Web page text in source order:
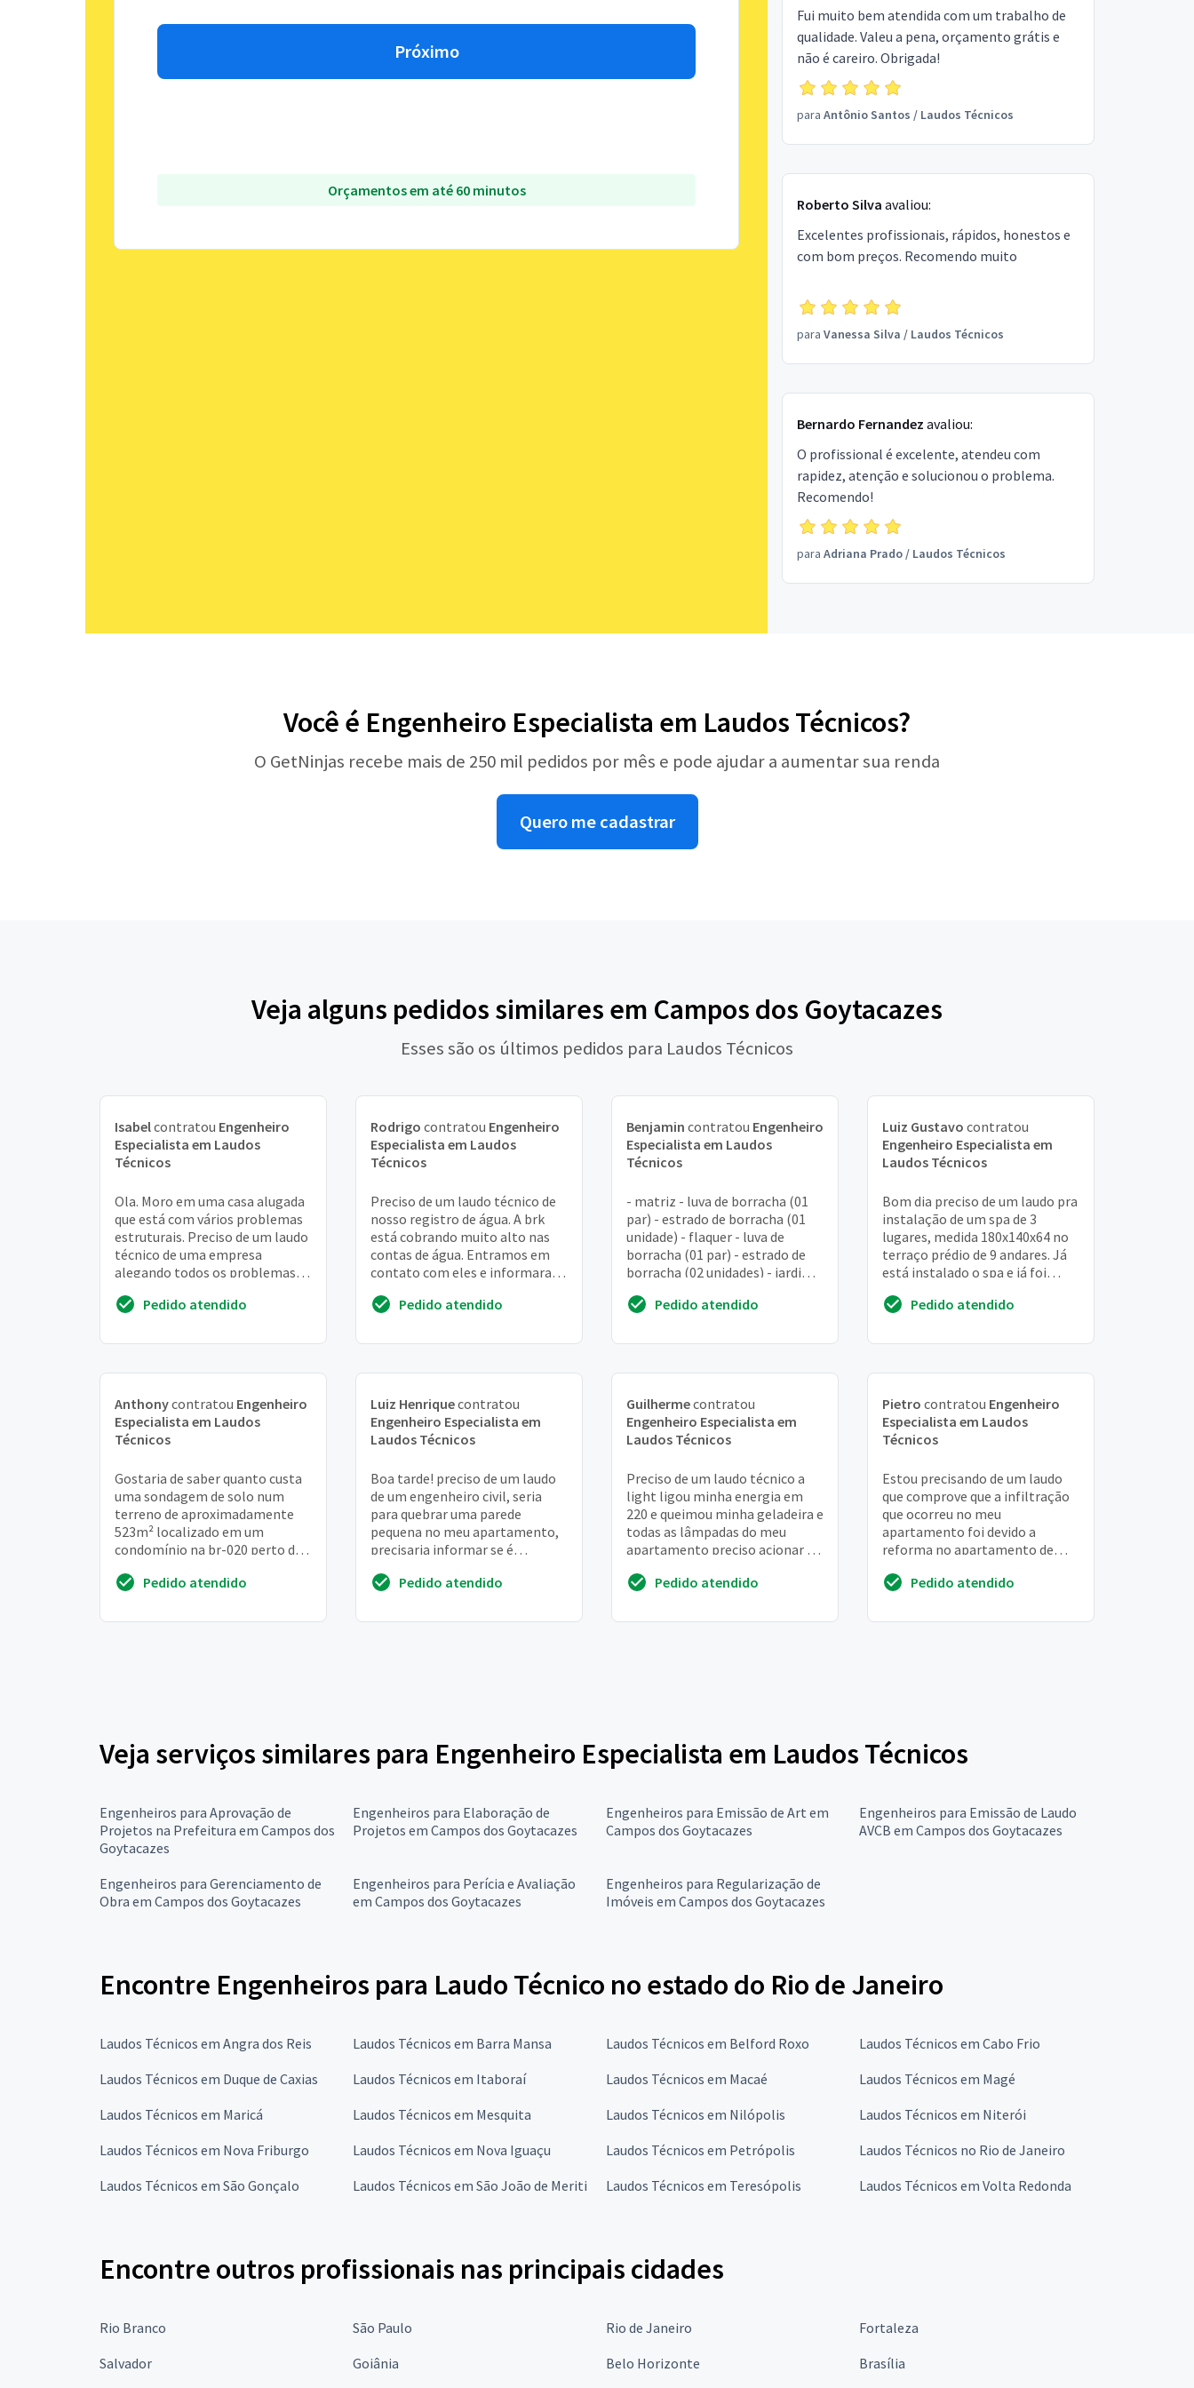
Próximo
Orçamentos em até 60 minutos
Fui muito bem atendida com um trabalho de
qualidade. Valeu a pena, orçamento grátis e
não é careiro. Obrigada!
para Antônio Santos / Laudos Técnicos
Roberto Silva avaliou:
Excelentes profissionais, rápidos, honestos e
com bom preços. Recomendo muito
para Vanessa Silva / Laudos Técnicos
Bernardo Fernandez avaliou:
O profissional é excelente, atendeu com
rapidez, atenção e solucionou o problema.
Recomendo!
para Adriana Prado/ Laudos Técnicos
Você é Engenheiro Especialista em Laudos Técnicos?
O GetNinjas recebe mais de 250 mil pedidos por mês e pode ajudar a aumentar sua renda
Quero me cadastrar
Veja alguns pedidos similares em Campos dos Goytacazes
Esses são os últimos pedidos para Laudos Técnicos
Isabelcontratou Engenheiro
Especialista em Laudos
Técnicos
Ola. Moro em uma casa alugada
que está com vários problemas
estruturais. Preciso de um laudo
técnico de uma empresa
alegando todos os problemas e
da casa par...
Pedido atendido
Rodrigo contratou Engenheiro
Especialista em Laudos
Técnicos
Preciso de um laudo técnico de
nosso registro de água. A brk
está cobrando muito alto nas
contas de água. Entramos em
contato com eles e informaram
técnico do reg...
Pedido atendido
Benjamin contratou Engenheiro
Especialista em Laudos
Técnicos
- matriz - luva de borracha (01
par) - estrado de borracha (01
unidade) - flaquer - luva de
borracha (01 par) - estrado de
borracha (02 unidades) - jardim -
Pedido atendido
Luiz Gustavo contratou
Engenheiro Especialista em
Laudos Técnicos
Bom dia preciso de um laudo pra
instalação de um spa de 3
lugares, medida 180x140x64 no
terraço prédio de 9 andares. Já
está instalado o spa e já foi
laudo pra...
Pedido atendido
Anthonycontratou Engenheiro
Especialista em Laudos
Técnicos
Gostaria de saber quanto custa
uma sondagem de solo num
terreno de aproximadamente
523m² localizado em um
condomínio na br-020 perto de
com 2 furos
Pedido atendido
Luiz Henriquecontratou
Engenheiro Especialista em
Laudos Técnicos
Boa tarde! preciso de um laudo
de um engenheiro civil, seria
para quebrar uma parede
pequena no meu apartamento,
precisaria informar se é
trabalham com esse tipo ...
Pedido atendido
Guilhermecontratou
Engenheiro Especialista em
Laudos Técnicos
Preciso de um laudo técnico a
light ligou minha energia em
220 e queimou minha geladeira e
todas as lâmpadas do meu
apartamento preciso acionar o
Pedido atendido
Pietro contratou Engenheiro
Especialista em Laudos
Técnicos
Estou precisando de um laudo
que comprove que a infiltração
que ocorreu no meu
apartamento foi devido a
reforma no apartamento de
negue a arcar com os danos c...
Pedido atendido
Veja serviços similares para Engenheiro Especialista em Laudos Técnicos
Engenheiros para Aprovação de
Projetos na Prefeitura em Campos dos
Goytacazes
Engenheiros para Elaboração de
Projetos em Campos dos Goytacazes
Engenheiros para Emissão de Art em
Campos dos Goytacazes
Engenheiros para Emissão de Laudo
AVCB em Campos dos Goytacazes
Engenheiros para Gerenciamento de
Obra em Campos dos Goytacazes
Engenheiros para Perícia e Avaliação
em Campos dos Goytacazes
Engenheiros para Regularização de
Imóveis em Campos dos Goytacazes
Encontre Engenheiros para Laudo Técnico no estado do Rio de Janeiro
Laudos Técnicos em Angra dos Reis Laudos Técnicos em Barra Mansa Laudos Técnicos em Belford Roxo
Laudos Técnicos em Cabo Frio
Laudos Técnicos em Duque de Caxias
Laudos Técnicos em Itaboraí Laudos Técnicos em Macaé
Laudos Técnicos em Magé
Laudos Técnicos em Maricá
Laudos Técnicos em Mesquita Laudos Técnicos em Nilópolis
Laudos Técnicos em Niterói
Laudos Técnicos em Nova Friburgo
Laudos Técnicos em Nova Iguaçu Laudos Técnicos em Petrópolis
Laudos Técnicos no Rio de Janeiro
Laudos Técnicos em São Gonçalo
Laudos Técnicos em São João de Meriti Laudos Técnicos em Teresópolis Laudos Técnicos em Volta Redonda
Encontre outros profissionais nas principais cidades
Rio Branco São Paulo Rio de Janeiro
Fortaleza
Salvador
Goiânia Belo Horizonte Brasília